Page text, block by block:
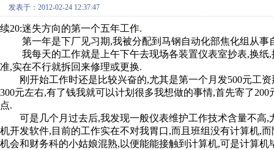
发表于：2012-02-24 12:37:47
续20:迷失方向的第一个五年工作.
第一年是下厂见习期,我被分配到马钢自动化部焦化组从事
我每天的工作就是上午下午去现场各装置仪表室抄表,换纸,
准,实在不行就拆回来修理或更换.
刚开始工作时还是比较兴奋的,尤其是第一个月发500元工资
300元左右,有了钱我就可以计划很多我想做的事情,首先寄了
点.
可是几个月过去后,我发现一般仪表维护工作技术含量不高,
机开发软件,目前的工作实在不对我胃口,而且班组没有计算机,
机会和财务科的小姑娘混熟,以便能能接触到计算机,可是计算